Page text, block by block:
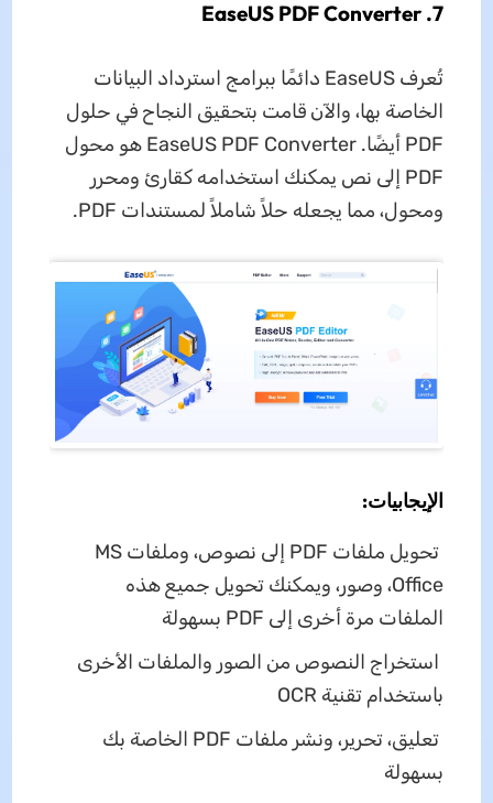
7. EaseUS PDF Converter
تُعرف EaseUS دائمًا ببرامج استرداد البيانات
الخاصة بها، والآن قامت بتحقيق النجاح في حلول
PDF أيضًا. EaseUS PDF Converter هو محول
PDF إلى نص يمكنك استخدامه كقارئ ومحرر
ومحول، مما يجعله حلاً شاملاً لمستندات PDF.
الإيجابيات:
تحويل ملفات PDF إلى نصوص، وملفات MS
Office، وصور، ويمكنك تحويل جميع هذه
الملفات مرة أخرى إلى PDF بسهولة
استخراج النصوص من الصور والملفات الأخرى
باستخدام تقنية OCR
تعليق، تحرير، ونشر ملفات PDF الخاصة بك
بسهولة